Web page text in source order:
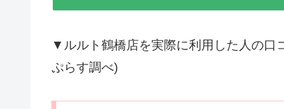
▼ルルト鶴橋店を実際に利用した人の口
ぷらす調べ)